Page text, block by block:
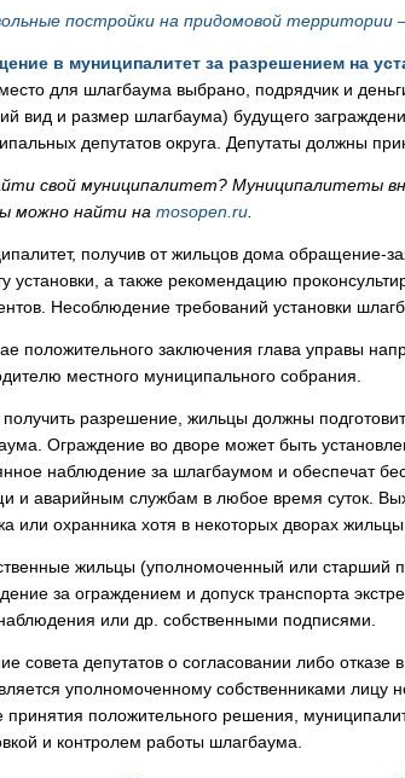
постройки на придомовой
в муниципалитет за разрешением на
для шлагбаума выбрано, подрядчик и
вид и размер шлагбаума) будущего
депутатов округа. Депутаты должны
свой муниципалитет? Муниципалитеты
можно найти на mosopen.ru
получив от жильцов дома обращение-
установки, а также рекомендацию
Несоблюдение требований установки
положительного заключения глава управы
местного муниципального собрания.
разрешение, жильцы должны
Ограждение во дворе может быть
наблюдение за шлагбаумом и обеспечат
и аварийным службам в любое время суток.
или охранника хотя в некоторых дворах
жильцы (уполномоченный или старший
за ограждением и допуск транспорта
или др. собственными подписями.
совета депутатов о согласовании либо отказе
уполномоченному собственниками лицу
принятия положительного решения,
и контролем работы шлагбаума.